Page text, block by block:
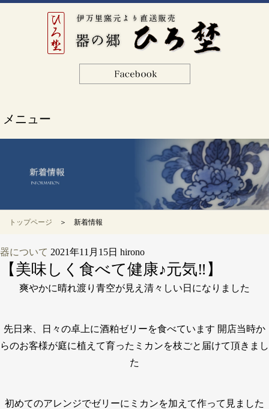
メニュー
トップページ ＞ 新着情報
器について 2021年11月15日 hirono
【美味しく食べて健康♪元気‼️】
爽やかに晴れ渡り青空が見え清々しい日になりました
先日来、日々の卓上に酒粕ゼリーを食べています 開店当時か
らのお客様が庭に植えて育ったミカンを枝ごと届けて頂きまし
た
初めてのアレンジでゼリーにミカンを加えて作って見ました